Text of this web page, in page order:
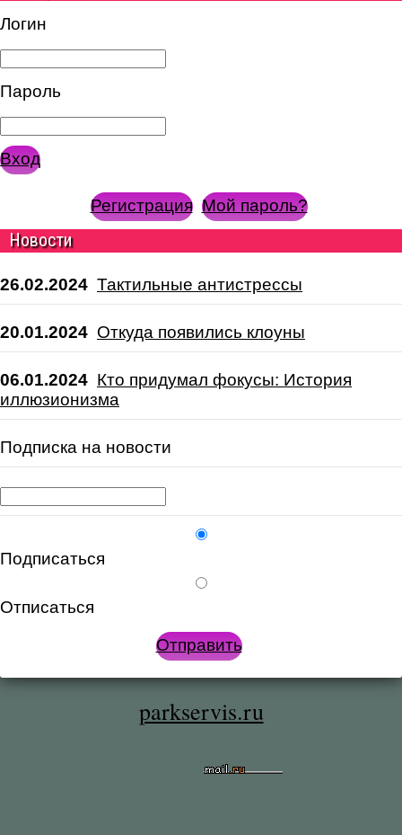
Логин
Пароль
Вход
Регистрация Мой пароль?
Новости
26.02.2024 Тактильные антистрессы
20.01.2024 Откуда появились клоуны
06.01.2024 Кто придумал фокусы: История
иллюзионизма
Подписка на новости
Подписаться
Отписаться
Отправить
parkservis.ru